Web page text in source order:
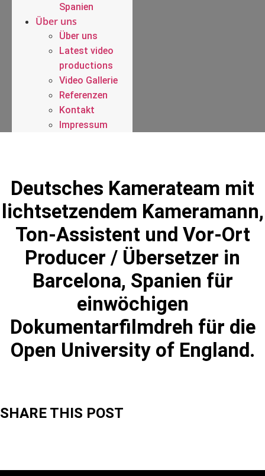
Spanien
Über uns
Über uns
Latest video
productions
Video Gallerie
Referenzen
Kontakt
Impressum
Deutsches Kamerateam mit
lichtsetzendem Kameramann,
Ton-Assistent und Vor-Ort
Producer / Übersetzer in
Barcelona, Spanien für
einwöchigen
Dokumentarfilmdreh für die
Open University of England.
SHARE THIS POST